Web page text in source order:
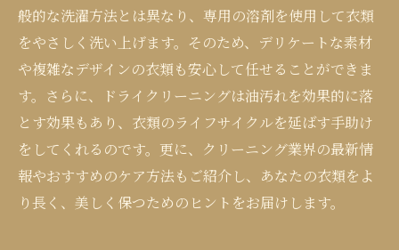
般的な洗濯方法とは異なり、専用の溶剤を使用して衣類
をやさしく洗い上げます。そのため、デリケートな素材
や複雑なデザインの衣類も安心して任せることができま
す。さらに、ドライクリーニングは油汚れを効果的に落
とす効果もあり、衣類のライフサイクルを延ばす手助け
をしてくれるのです。更に、クリーニング業界の最新情
報やおすすめのケア方法もご紹介し、あなたの衣類をよ
り長く、美しく保つためのヒントをお届けします。